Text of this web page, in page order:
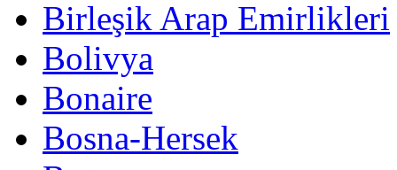
Birleşik Arap Emirlikleri
Bolivya
Bonaire
Bosna-Hersek